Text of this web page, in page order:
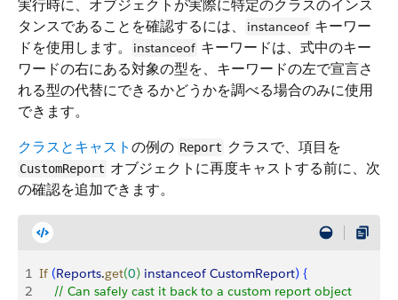
実行時に、オブジェクトが実際に特定のクラスのインス
タンスであることを確認するには、
instanceof キーワー
ドを使用します。
instanceof キーワードは、式中のキー
ワードの右にある対象の型を、キーワードの左で宣言さ
れる型の代替にできるかどうかを調べる場合のみに使用
できます。
クラスとキャストの例の Report クラスで、項目を
CustomReport オブジェクトに再度キャストする前に、次
の確認を追加できます。
1 If (Reports.get(0) instanceof CustomReport) {
2
    // Can safely cast it back to a custom report object